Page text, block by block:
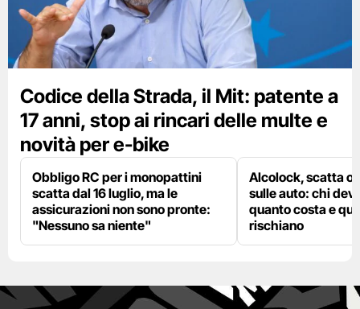
Codice della Strada, il Mit: patente a
17 anni, stop ai rincari delle multe e
novità per e-bike
Obbligo RC per i monopattini
scatta dal 16 luglio, ma le
assicurazioni non sono pronte:
"Nessuno sa niente"
Alcolock, scatta
sulle auto: chi
quanto costa e
rischiano